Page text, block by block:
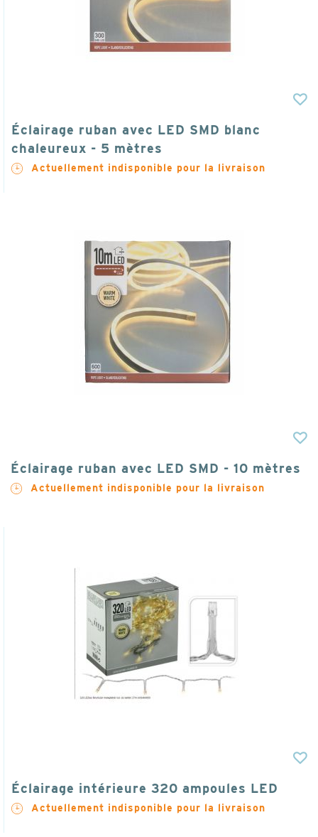
Éclairage ruban avec LED SMD blanc
chaleureux - 5 mètres
Actuellement indisponible pour la livraison
Éclairage ruban avec LED SMD - 10 mètres
Actuellement indisponible pour la livraison
Éclairage intérieure 320 ampoules LED
Actuellement indisponible pour la livraison